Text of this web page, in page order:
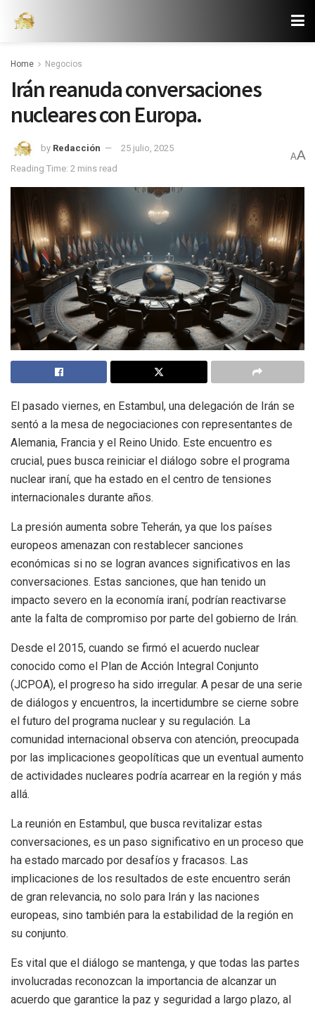
Home Negocios
Irán reanuda conversaciones
nucleares con Europa.
by Redacción
25 julio, 2025
Reading Time: 2 mins read
AA
El pasado viernes, en Estambul, una delegación de Irán se
sentó a la mesa de negociaciones con representantes de
Alemania, Francia y el Reino Unido. Este encuentro es
crucial, pues busca reiniciar el diálogo sobre el programa
nuclear iraní, que ha estado en el centro de tensiones
internacionales durante años.
La presión aumenta sobre Teherán, ya que los países
europeos amenazan con restablecer sanciones
económicas si no se logran avances significativos en las
conversaciones. Estas sanciones, que han tenido un
impacto severo en la economía iraní, podrían reactivarse
ante la falta de compromiso por parte del gobierno de Irán.
Desde el 2015, cuando se firmó el acuerdo nuclear
conocido como el Plan de Acción Integral Conjunto
(JCPOA), el progreso ha sido irregular. A pesar de una serie
de diálogos y encuentros, la incertidumbre se cierne sobre
el futuro del programa nuclear y su regulación. La
comunidad internacional observa con atención, preocupada
por las implicaciones geopolíticas que un eventual aumento
de actividades nucleares podría acarrear en la región y más
allá.
La reunión en Estambul, que busca revitalizar estas
conversaciones, es un paso significativo en un proceso que
ha estado marcado por desafíos y fracasos. Las
implicaciones de los resultados de este encuentro serán
de gran relevancia, no solo para Irán y las naciones
europeas, sino también para la estabilidad de la región en
su conjunto.
Es vital que el diálogo se mantenga, y que todas las partes
involucradas reconozcan la importancia de alcanzar un
acuerdo que garantice la paz y seguridad a largo plazo, al